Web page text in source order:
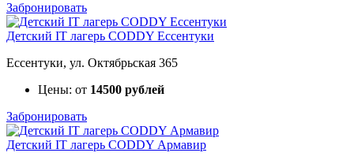
Забронировать
Детский IT лагерь CODDY Ессентуки
Ессентуки, ул. Октябрьская 365
Цены: от 14500 рублей
Забронировать
Детский IT лагерь CODDY Армавир